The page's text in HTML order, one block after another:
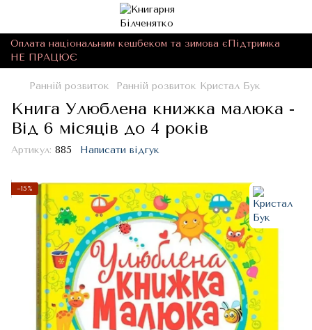
Оплата національним кешбеком та зимова єПідтримка
НЕ ПРАЦЮЄ
Ранній розвиток Ранній розвиток Кристал Бук
Книга Улюблена книжка малюка -
Від 6 місяців до 4 років
Артикул: 885 Написати відгук
−15%